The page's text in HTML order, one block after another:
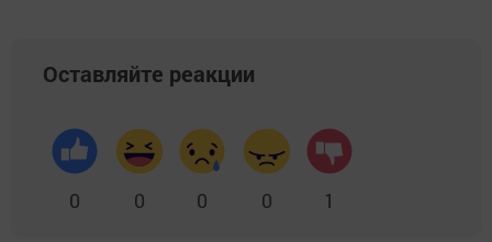
Оставляйте реакции
0 0 0 0 1